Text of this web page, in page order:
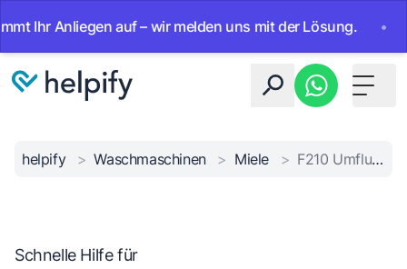
auf – wir melden uns mit der Lösung. • Ab
Toggle
helpify > Waschmaschinen > Miele > F210 Umflutungsfehler
Schnelle Hilfe für